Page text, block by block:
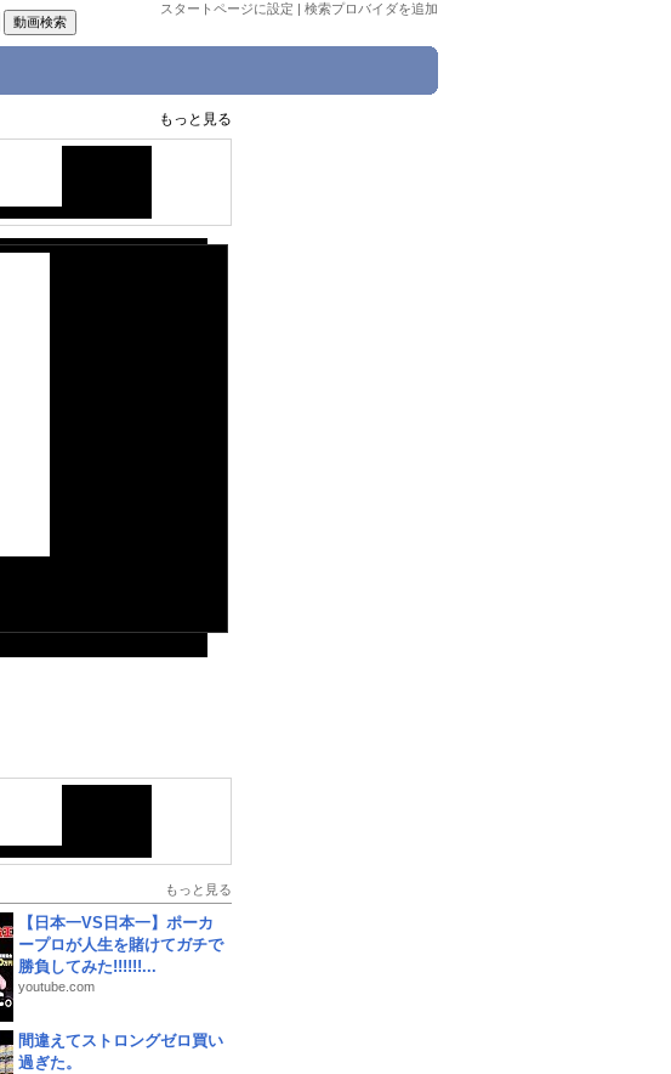
スタートページに設定 | 検索プロバイダを追加
もっと見る
もっと見る
【日本一VS日本一】ポーカ
ープロが人生を賭けてガチで
勝負してみた!!!!!!...
youtube.com
間違えてストロングゼロ買い
過ぎた。